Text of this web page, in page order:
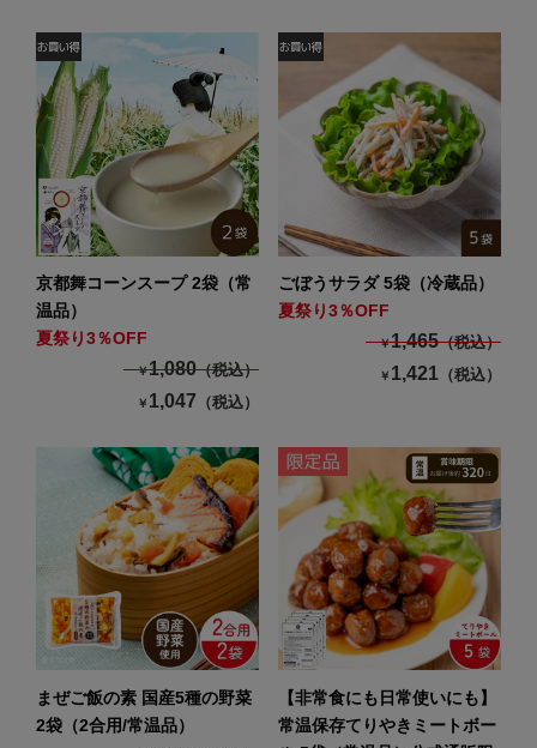
京都舞コーンスープ 2袋（常
温品）
夏祭り3％OFF
￥1,080（税込）
￥ 1,047 （税込）
ごぼうサラダ 5袋（冷蔵品）
夏祭り3％OFF
￥1,465（税込）
￥ 1,421 （税込）
まぜご飯の素 国産5種の野菜
2袋（2合用/常温品）
【非常食にも日常使いにも】
常温保存てりやきミートボー